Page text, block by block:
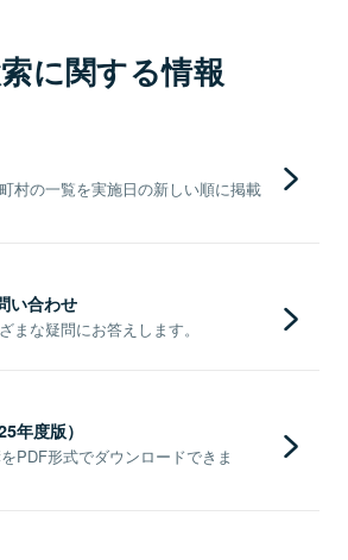
に関する情報
村の一覧を実施日の新しい順に掲載
い合わせ
まな疑問にお答えします。
年度版）
PDF形式でダウンロードできま